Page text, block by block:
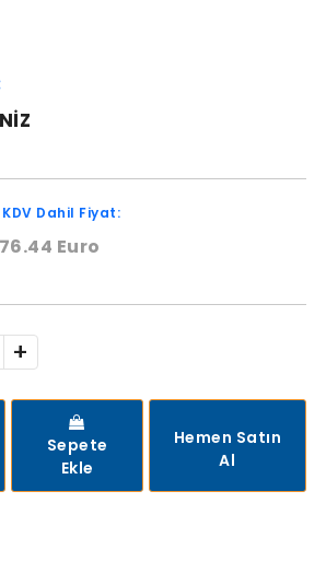
KDV Dahil Fiyat:
76.44 Euro
+
Sepete
Ekle
Hemen Satın
Al